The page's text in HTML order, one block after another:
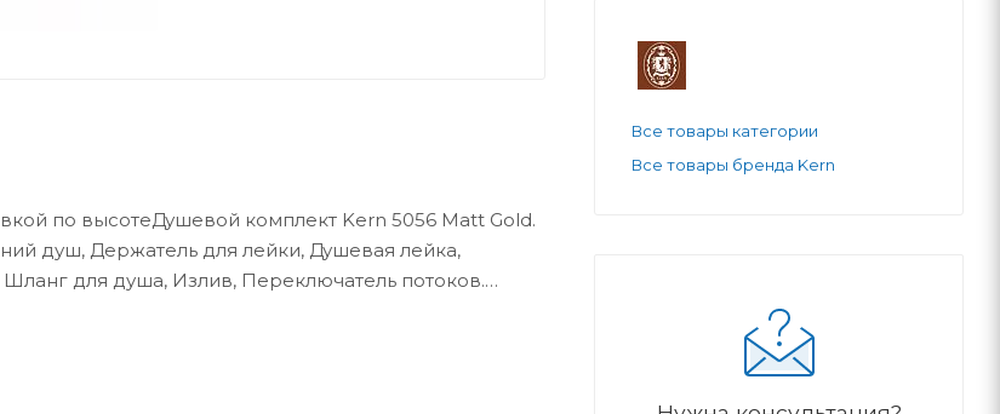
по высотеДушевой комплект Kern 5056 Matt Gold.
душ, Держатель для лейки, Душевая лейка,
для душа, Излив, Переключатель потоков.
Все товары категории
Все товары бренда Kern